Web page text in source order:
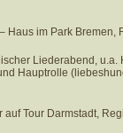
Haus im Park Bremen,
Liederabend, u.a.
Hauptrolle
Tour Darmstadt,